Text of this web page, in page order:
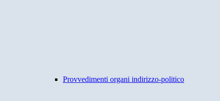
Provvedimenti organi indirizzo-politico